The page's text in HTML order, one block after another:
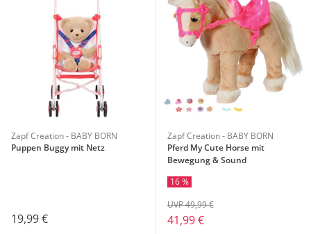
Zapf Creation - BABY BORN
Puppen Buggy mit Netz
19,99 €
Zapf Creation - BABY BORN
Pferd My Cute Horse mit
Bewegung & Sound
16 %
41,99 €
UVP 49,99 €